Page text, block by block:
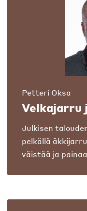
Petteri Oksa
Velkajarru
Julkisen
pelkällä
väistää ja